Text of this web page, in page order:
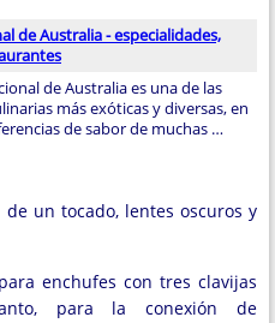
de Australia - especialidades,
de Australia es una de las
más exóticas y diversas, en
de sabor de muchas …
un tocado, lentes oscuros y
enchufes con tres clavijas
para la conexión de